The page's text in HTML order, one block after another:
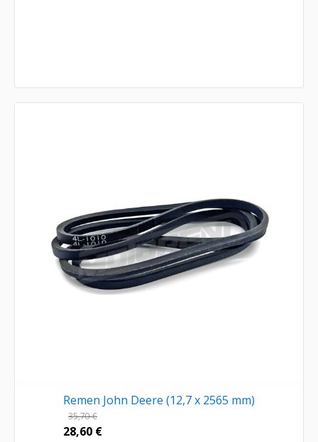
Remen John Deere (12,7 x 2565 mm)
35,70€
28,60 €